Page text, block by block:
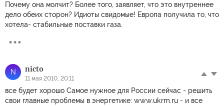
Почему она молчит? Более того, заявляет, что это внутреннее
дело обеих сторон? Идиоты свидомые! Европа получила то, что
хотела- стабильные поставки газа.
N nicto
11 мая 2010, 20:11
все будет хорошо Самое нужное для России сейчас - решить
свои главные проблемы в энергетике: www.ukrm.ru - и все